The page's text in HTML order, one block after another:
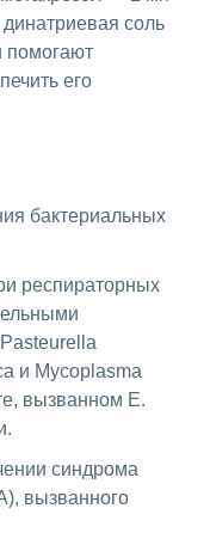
соль
помогают
его
бактериальных
респираторных
и Mycoplasma
вызванном E.
синдрома
вызванного